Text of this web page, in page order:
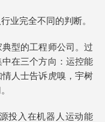
业完全不同的判断。
型的工程师公司。过
在三个方向：运控能
人士告诉虎嗅，宇树
投入在机器人运动能